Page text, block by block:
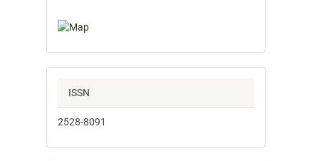
ISSN
2528-8091